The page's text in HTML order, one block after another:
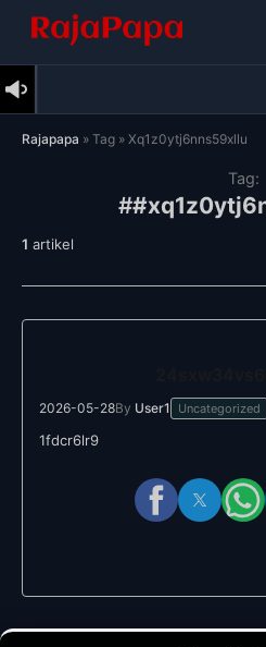
Rajapapa » Tag » Xq1z0ytj6nns59xllu
Tag:
1 artikel
Artikel
xq1z0ytj6nns59xllu
2026-05-28By User1 Uncategorized
1fdcr6lr9